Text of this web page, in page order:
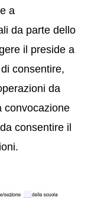
a
da parte dello
il preside a
consentire,
da
convocazione
consentire il